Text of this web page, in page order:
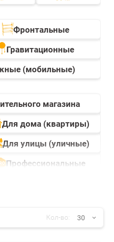
Фронтальные
Гравитационные
(мобильные)
магазина
Для дома (квартиры)
Для улицы (уличные)
Профессиональные
Кол-во: 30